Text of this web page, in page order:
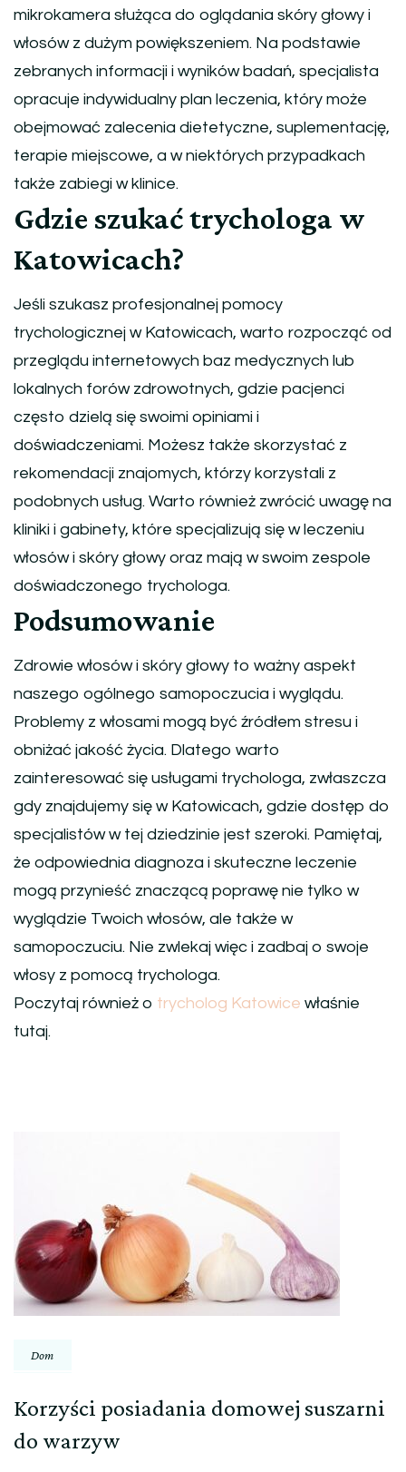
mikrokamera służąca do oglądania skóry głowy i
włosów z dużym powiększeniem. Na podstawie
zebranych informacji i wyników badań, specjalista
opracuje indywidualny plan leczenia, który może
obejmować zalecenia dietetyczne, suplementację,
terapie miejscowe, a w niektórych przypadkach
także zabiegi w klinice.
Gdzie szukać trychologa w
Katowicach?
Jeśli szukasz profesjonalnej pomocy
trychologicznej w Katowicach, warto rozpocząć od
przeglądu internetowych baz medycznych lub
lokalnych forów zdrowotnych, gdzie pacjenci
często dzielą się swoimi opiniami i
doświadczeniami. Możesz także skorzystać z
rekomendacji znajomych, którzy korzystali z
podobnych usług. Warto również zwrócić uwagę na
kliniki i gabinety, które specjalizują się w leczeniu
włosów i skóry głowy oraz mają w swoim zespole
doświadczonego trychologa.
Podsumowanie
Zdrowie włosów i skóry głowy to ważny aspekt
naszego ogólnego samopoczucia i wyglądu.
Problemy z włosami mogą być źródłem stresu i
obniżać jakość życia. Dlatego warto
zainteresować się usługami trychologa, zwłaszcza
gdy znajdujemy się w Katowicach, gdzie dostęp do
specjalistów w tej dziedzinie jest szeroki. Pamiętaj,
że odpowiednia diagnoza i skuteczne leczenie
mogą przynieść znaczącą poprawę nie tylko w
wyglądzie Twoich włosów, ale także w
samopoczuciu. Nie zwlekaj więc i zadbaj o swoje
włosy z pomocą trychologa.
Poczytaj również o trycholog Katowice właśnie
tutaj.
Dom
Korzyści posiadania domowej suszarni
do warzyw